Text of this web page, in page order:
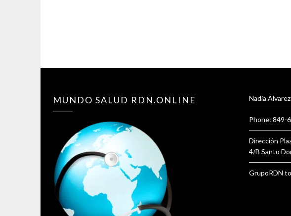
MUNDO SALUD RDN.ONLINE Nadia
Phone: 849-
Dirección
4/B Santo
GrupoRDN